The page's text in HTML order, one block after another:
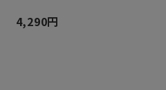
4,290円